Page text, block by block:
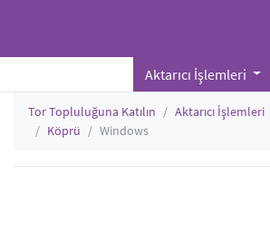
Aktarıcı İşlemleri
Tor Topluluğuna Katılın Aktarıcı İşlemleri
Köprü
Windows